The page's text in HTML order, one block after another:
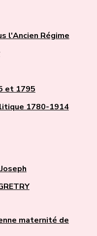
l'Ancien Régime
et 1795
1780-1914
maternité de